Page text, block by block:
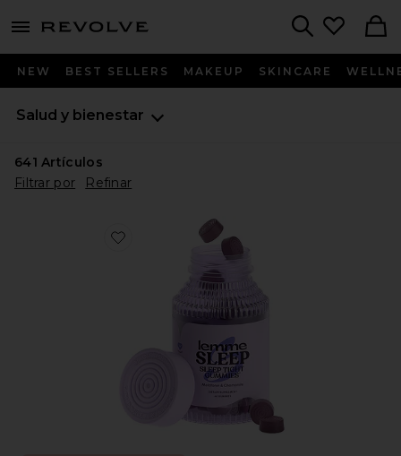
menu - shows more content
NEW BEST SELLERS MAKEUP SKINCARE
Salud y bienestar
641 Artículos
Filtrar por
Refinar
Favorite GOMITAS DE VITAMINA SLEEP